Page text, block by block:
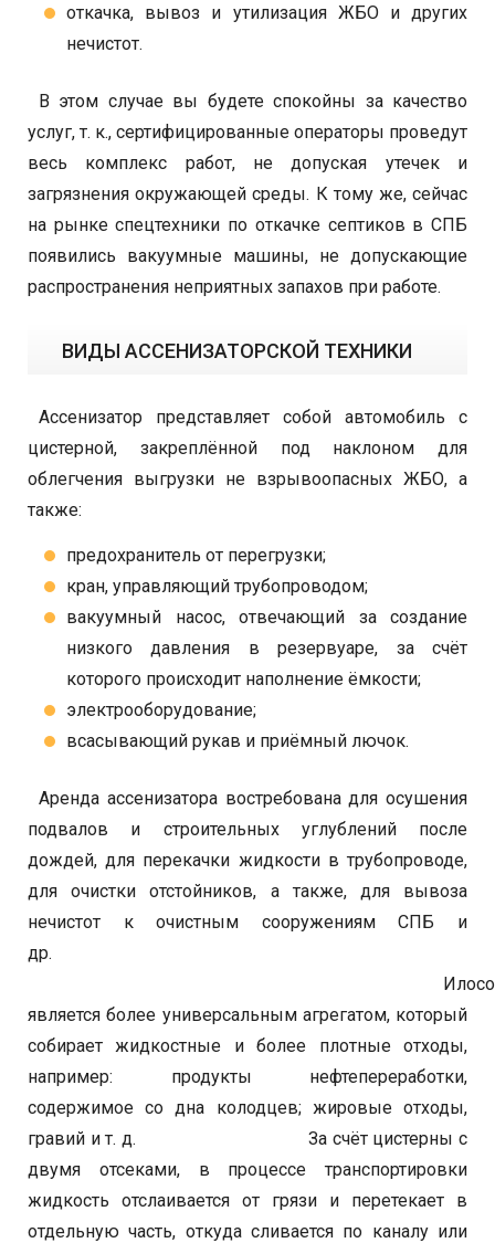
откачка, вывоз и утилизация ЖБО и других
нечистот.
В этом случае вы будете спокойны за качество
услуг, т. к., сертифицированные операторы проведут
весь комплекс работ, не допуская утечек и
загрязнения окружающей среды. К тому же, сейчас
на рынке спецтехники по откачке септиков в СПБ
появились вакуумные машины, не допускающие
распространения неприятных запахов при работе.
ВИДЫ АССЕНИЗАТОРСКОЙ ТЕХНИКИ
Ассенизатор представляет собой автомобиль с
цистерной, закреплённой под наклоном для
облегчения выгрузки не взрывоопасных ЖБО, а
также:
предохранитель от перегрузки;
кран, управляющий трубопроводом;
вакуумный насос, отвечающий за создание
низкого давления в резервуаре, за счёт
которого происходит наполнение ёмкости;
электрооборудование;
всасывающий рукав и приёмный лючок.
Аренда ассенизатора востребована для осушения
подвалов и строительных углублений после
дождей, для перекачки жидкости в трубопроводе,
для очистки отстойников, а также, для вывоза
нечистот к очистным сооружениям СПБ и
др.
является более универсальным агрегатом, который
собирает жидкостные и более плотные отходы,
например: продукты нефтепереработки,
содержимое со дна колодцев; жировые отходы,
гравий и т. д. За счёт цистерны с
двумя отсеками, в процессе транспортировки
жидкость отслаивается от грязи и перетекает в
отдельную часть, откуда сливается по каналу или